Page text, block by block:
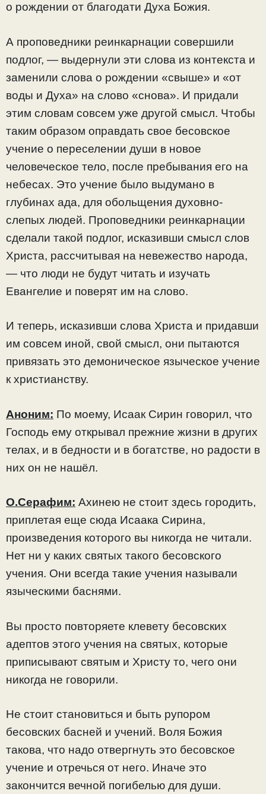
о рождении от благодати Духа Божия.
А проповедники реинкарнации совершили
подлог, — выдернули эти слова из контекста и
заменили слова о рождении «свыше» и «от
воды и Духа» на слово «снова». И придали
этим словам совсем уже другой смысл. Чтобы
таким образом оправдать свое бесовское
учение о переселении души в новое
человеческое тело, после пребывания его на
небесах. Это учение было выдумано в
глубинах ада, для обольщения духовно-
слепых людей. Проповедники реинкарнации
сделали такой подлог, исказивши смысл слов
Христа, рассчитывая на невежество народа,
— что люди не будут читать и изучать
Евангелие и поверят им на слово.
И теперь, исказивши слова Христа и придавши
им совсем иной, свой смысл, они пытаются
привязать это демоническое языческое учение
к христианству.
Аноним: По моему, Исаак Сирин говорил, что
Господь ему открывал прежние жизни в других
телах, и в бедности и в богатстве, но радости в
них он не нашёл.
О.Серафим: Ахинею не стоит здесь городить,
приплетая еще сюда Исаака Сирина,
произведения которого вы никогда не читали.
Нет ни у каких святых такого бесовского
учения. Они всегда такие учения называли
языческими баснями.
Вы просто повторяете клевету бесовских
адептов этого учения на святых, которые
приписывают святым и Христу то, чего они
никогда не говорили.
Не стоит становиться и быть рупором
бесовских басней и учений. Воля Божия
такова, что надо отвергнуть это бесовское
учение и отречься от него. Иначе это
закончится вечной погибелью для души.